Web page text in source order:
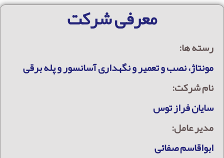
معرفی شرکت
رسته ها:
مونتاژ، نصب و تعمیر و نگهداری آسانسور و پله برقی
نام شرکت:
سایان فراز توس
مدیر عامل:
ابواقاسم صفائی